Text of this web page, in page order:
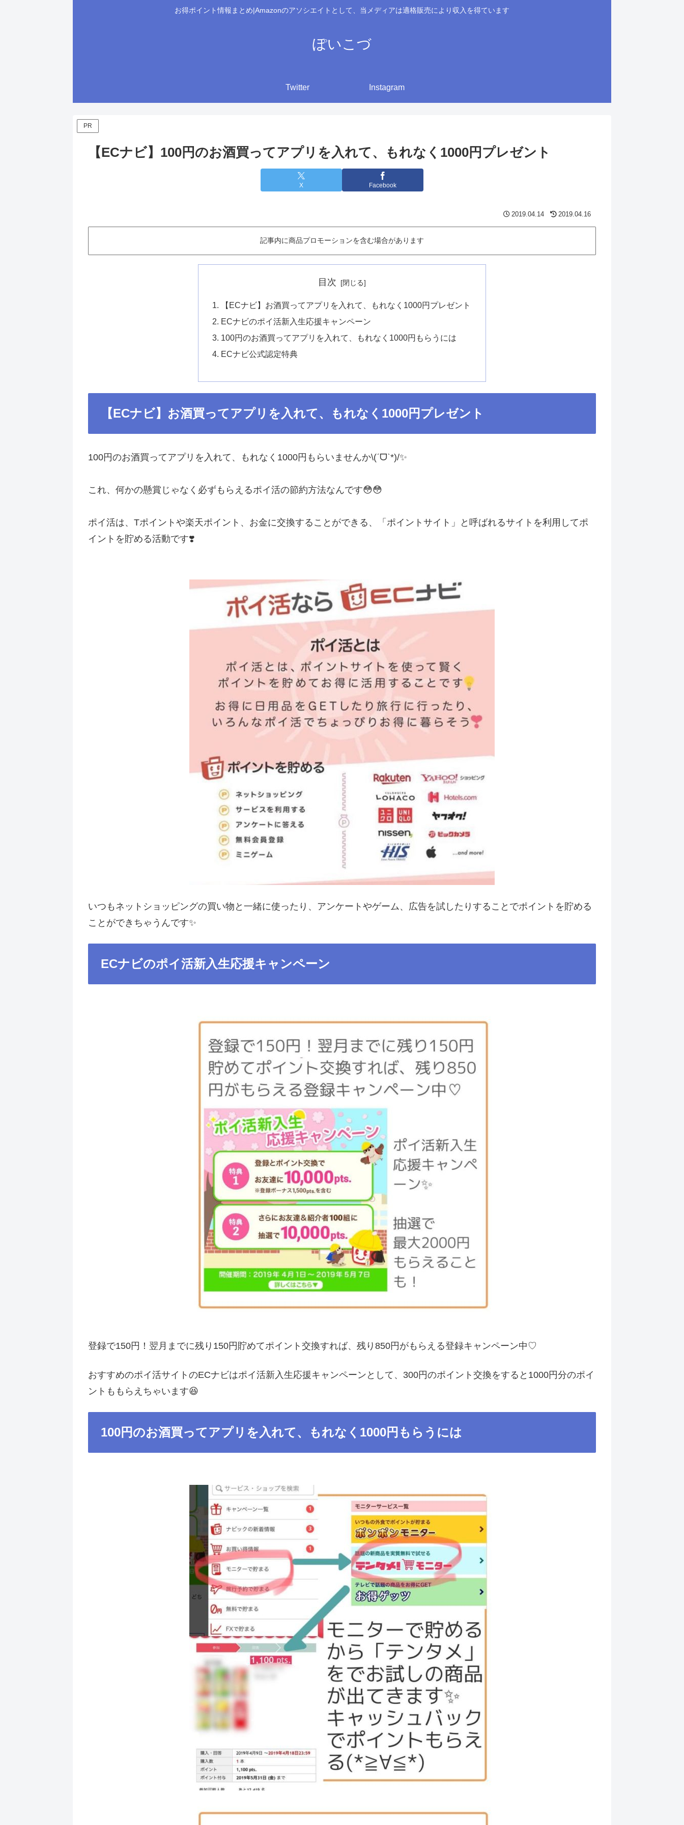
お得ポイント情報まとめ|Amazonのアソシエイトとして、当メディアは適格販売により収入を得ています
ぽいこづ
Twitter Instagram
PR
【ECナビ】100円のお酒買ってアプリを入れて、もれなく1000円プレゼント
X Facebook
2019.04.14 2019.04.16
記事内に商品プロモーションを含む場合があります
目次
【ECナビ】お酒買ってアプリを入れて、もれなく1000円プレゼント
ECナビのポイ活新入生応援キャンペーン
100円のお酒買ってアプリを入れて、もれなく1000円もらうには
ECナビ公式認定特典
【ECナビ】お酒買ってアプリを入れて、もれなく1000円プレゼント
100円のお酒買ってアプリを入れて、もれなく1000円もらいませんか\(ˊᗜˋ*)/✨
これ、何かの懸賞じゃなく必ずもらえるポイ活の節約方法なんです😳😳
ポイ活は、Tポイントや楽天ポイント、お金に交換することができる、「ポイントサイト」と呼ばれるサイトを利用してポ
イントを貯める活動です❣️
いつもネットショッピングの買い物と一緒に使ったり、アンケートやゲーム、広告を試したりすることでポイントを貯める
ことができちゃうんです✨
ECナビのポイ活新入生応援キャンペーン
登録で150円！翌月までに残り150円貯めてポイント交換すれば、残り850円がもらえる登録キャンペーン中♡
おすすめのポイ活サイトのECナビはポイ活新入生応援キャンペーンとして、300円のポイント交換をすると1000円分のポイ
ントももらえちゃいます😆
100円のお酒買ってアプリを入れて、もれなく1000円もらうには